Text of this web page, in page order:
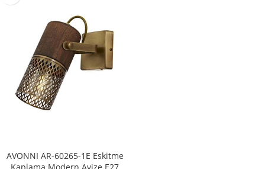
AVONNI AR-60265-1E Eskitme
Kaplama Modern Avize E27